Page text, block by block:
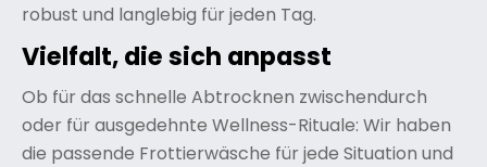
robust und langlebig für jeden Tag.
Vielfalt, die sich anpasst
Ob für das schnelle Abtrocknen zwischendurch
oder für ausgedehnte Wellness-Rituale: Wir haben
die passende Frottierwäsche für jede Situation und